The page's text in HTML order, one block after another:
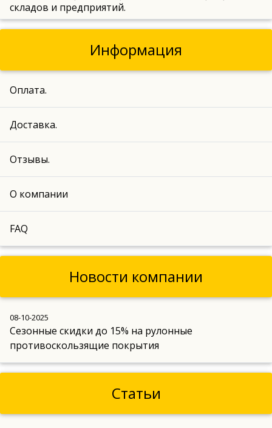
складов и предприятий.
Информация
Оплата.
Доставка.
Отзывы.
О компании
FAQ
Новости компании
08-10-2025
Сезонные скидки до 15% на рулонные
противоскользящие покрытия
Статьи